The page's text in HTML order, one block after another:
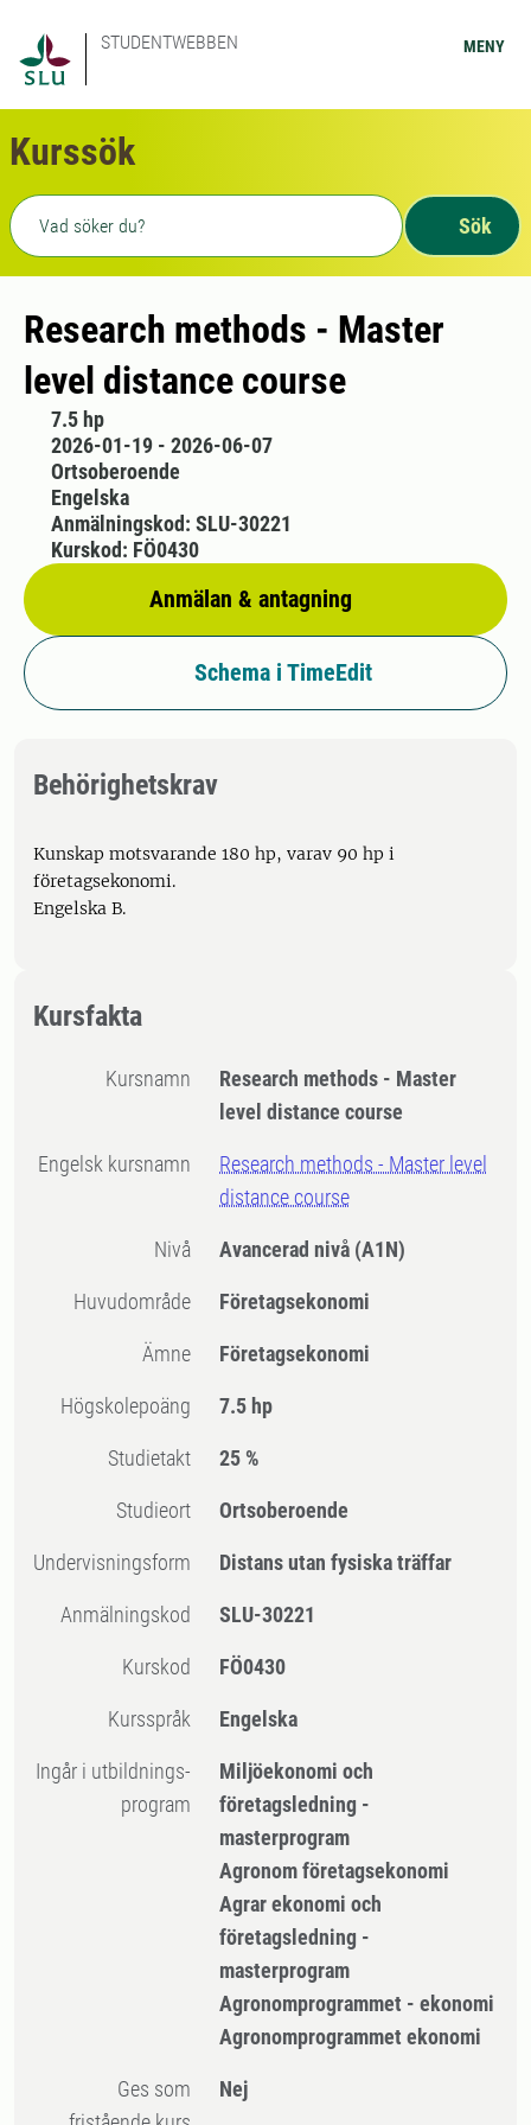
STUDENTWEBBEN MENY
Kurssök
Fritext sökning
Sök
Research methods - Master
level distance course
7.5 hp
2026-01-19 - 2026-06-07
Ortsoberoende
Engelska
Anmälan & antagning
Anmälningskod: SLU-30221
Kurskod: FÖ0430
Schema i TimeEdit
Behörighetskrav
Kunskap motsvarande 180 hp, varav 90 hp i
företagsekonomi.
Engelska B.
Kursfakta
Kursnamn
Research methods - Master
level distance course
Engelsk kursnamn
Research methods - Master level
distance course
Nivå Avancerad nivå (A1N)
Huvudområde Företagsekonomi
Ämne Företagsekonomi
högskolepoäng 7.5 hp
Studietakt 25 %
Studieort Ortsoberoende
Undervisningsform Distans utan fysiska träffar
Anmälningskod SLU-30221
Kurskod FÖ0430
Kursspråk Engelska
Ingår i utbildnings-
program
Miljöekonomi och
företagsledning -
masterprogram
Agronom företagsekonomi
Agrar ekonomi och
företagsledning -
masterprogram
Agronomprogrammet - ekonomi
Agronomprogrammet ekonomi
Ges som
Nej